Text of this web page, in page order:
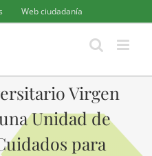
Web ciudadanía
Virgen
Unidad de
para